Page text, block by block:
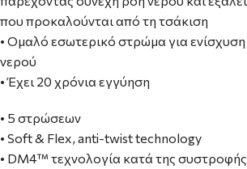
που προκαλούνται από τη τσάκιση
• Ομαλό εσωτερικό στρώμα για
νερού
• Έχει 20 χρόνια εγγύηση
• 5 στρώσεων
• Soft & Flex, anti-twist technology
• DM4™ τεχνολογία κατά της συστροφής